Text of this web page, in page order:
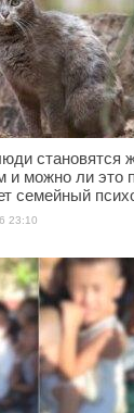
становятся
и можно ли это
семейный
23:10